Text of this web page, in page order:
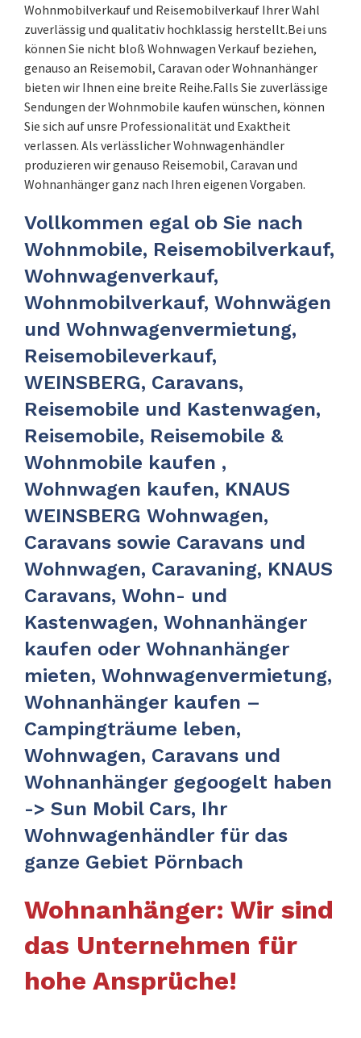
Wohnmobilverkauf und Reisemobilverkauf Ihrer Wahl
zuverlässig und qualitativ hochklassig herstellt.Bei uns
können Sie nicht bloß Wohnwagen Verkauf beziehen,
genauso an Reisemobil, Caravan oder Wohnanhänger
bieten wir Ihnen eine breite Reihe.Falls Sie zuverlässige
Sendungen der Wohnmobile kaufen wünschen, können
Sie sich auf unsre Professionalität und Exaktheit
verlassen. Als verlässlicher Wohnwagenhändler
produzieren wir genauso Reisemobil, Caravan und
Wohnanhänger ganz nach Ihren eigenen Vorgaben.
Vollkommen egal ob Sie nach
Wohnmobile, Reisemobilverkauf,
Wohnwagenverkauf,
Wohnmobilverkauf, Wohnwägen
und Wohnwagenvermietung,
Reisemobileverkauf,
WEINSBERG, Caravans,
Reisemobile und Kastenwagen,
Reisemobile, Reisemobile &
Wohnmobile kaufen ,
Wohnwagen kaufen, KNAUS
WEINSBERG Wohnwagen,
Caravans sowie Caravans und
Wohnwagen, Caravaning, KNAUS
Caravans, Wohn- und
Kastenwagen, Wohnanhänger
kaufen oder Wohnanhänger
mieten, Wohnwagenvermietung,
Wohnanhänger kaufen –
Campingträume leben,
Wohnwagen, Caravans und
Wohnanhänger gegoogelt haben
-> Sun Mobil Cars, Ihr
Wohnwagenhändler für das
ganze Gebiet Pörnbach
Wohnanhänger: Wir sind
das Unternehmen für
hohe Ansprüche!